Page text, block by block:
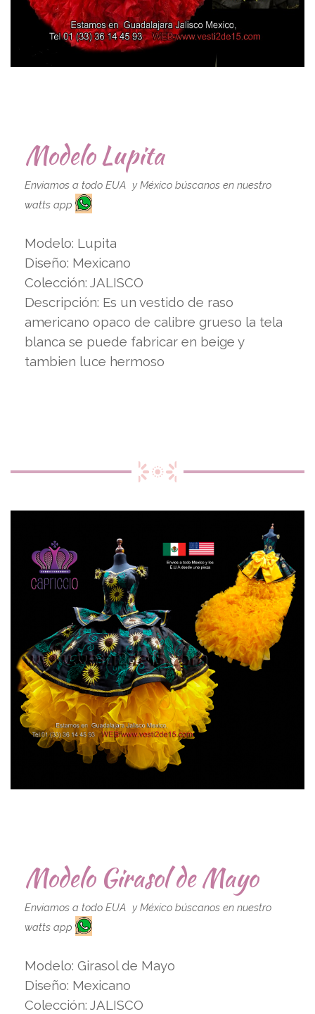
Modelo Lupita
Enviamos a todo EUA y México búscanos en nuestro
watts app
Modelo: Lupita
Diseño: Mexicano
Colección: JALISCO
Descripción: Es un vestido de raso
americano opaco de calibre grueso la tela
blanca se puede fabricar en beige y
tambien luce hermoso
Modelo Girasol de Mayo
Enviamos a todo EUA y México búscanos en nuestro
watts app
Modelo: Girasol de Mayo
Diseño: Mexicano
Colección: JALISCO